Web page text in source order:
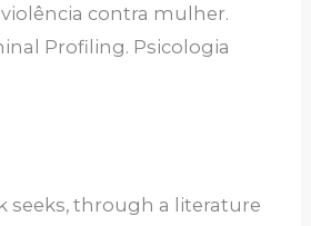
violência contra mulher.
Profiling. Psicologia
seeks, through a literature